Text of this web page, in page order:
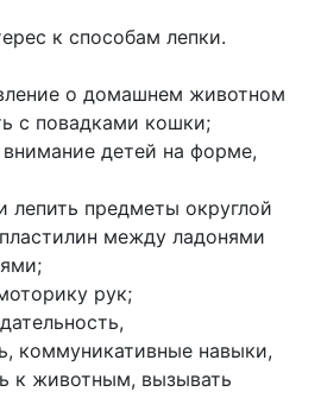
к способам лепки.
о домашнем животном
с повадками кошки;
детей на форме,
лепить предметы округлой
между ладонями
рук;
коммуникативные навыки,
к животным, вызывать